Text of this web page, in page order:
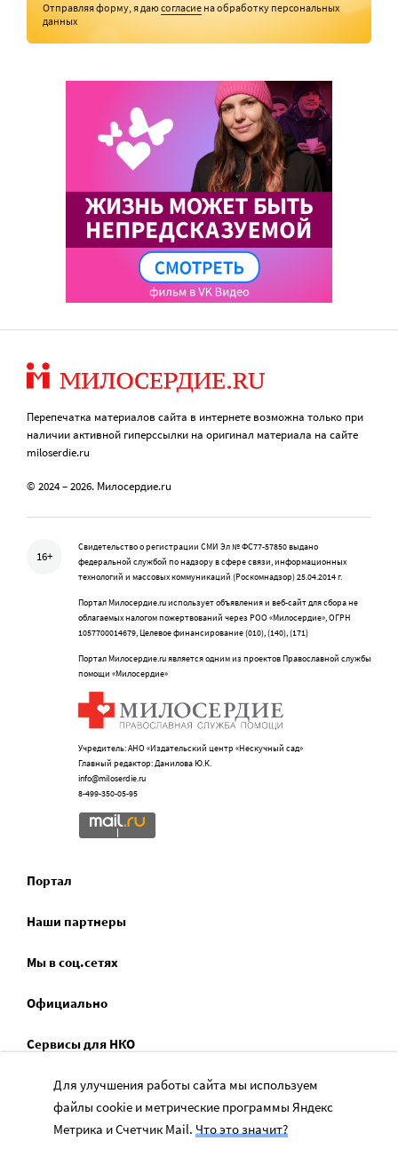
Отправляя форму, я даюсогласие на обработку персональных
данных
Перепечатка материалов сайта в интернете возможна только при
наличии активной гиперссылки на оригинал материала на сайте
miloserdie.ru
© 2024 – 2026. Милосердие.ru
16+
Свидетельство о регистрации СМИ Эл № ФС77-57850 выдано
федеральной службой по надзору в сфере связи, информационных
технологий и массовых коммуникаций (Роскомнадзор) 25.04.2014 г.
Портал Милосердие.ru использует объявления и веб-сайт для сбора не
облагаемых налогом пожертвований через РОО «Милосердие», ОГРН
1057700014679, Целевое финансирование (010), (140), (171)
Портал Милосердие.ru является одним из проектов Православной службы
помощи «Милосердие»
Учредитель: АНО «Издательский центр «Нескучный сад»
Главный редактор: Данилова Ю.К.
info@miloserdie.ru
8-499-350-05-95
Портал
Наши партнеры
Мы в соц.сетях
Официально
Сервисы для НКО
Спецпроекты
Социальное служение
Для улучшения работы сайта мы используем
файлы cookie и метрические программы Яндекс
Метрика и Счетчик Mail. Что это значит?